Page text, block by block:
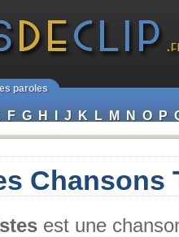
paroles
F G H I J K L M N O P
Chansons
est une